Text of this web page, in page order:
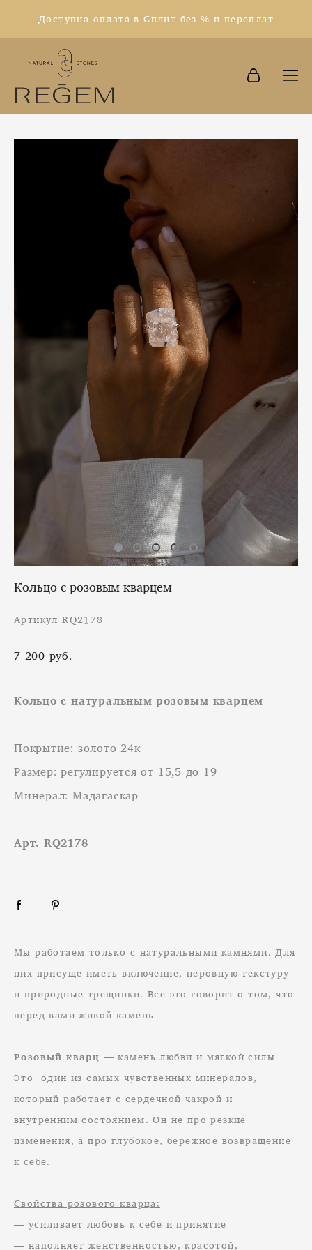
Доступна оплата в Сплит без % и переплат
Кольцо с розовым кварцем
Артикул RQ2178
7 200 pуб.
Кольцо с натуральным розовым кварцем
Покрытие: золото 24к
Размер: регулируется от 15,5 до 19
Минерал: Мадагаскар
Арт. RQ2178
Мы работаем только с натуральными камнями. Для
них присуще иметь включение, неровную текстуру
и природные трещинки. Все это говорит о том, что
перед вами живой камень
Розовый кварц — камень любви и мягкой силы
Это один из самых чувственных минералов,
который работает с сердечной чакрой и
внутренним состоянием. Он не про резкие
изменения, а про глубокое, бережное возвращение
к себе.
Свойства розового кварца:
— усиливает любовь к себе и принятие
— наполняет женственностью, красотой,